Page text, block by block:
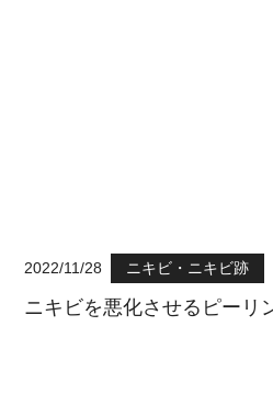
2022/11/28 ニキビ・ニキビ跡
ニキビを悪化させるピーリ